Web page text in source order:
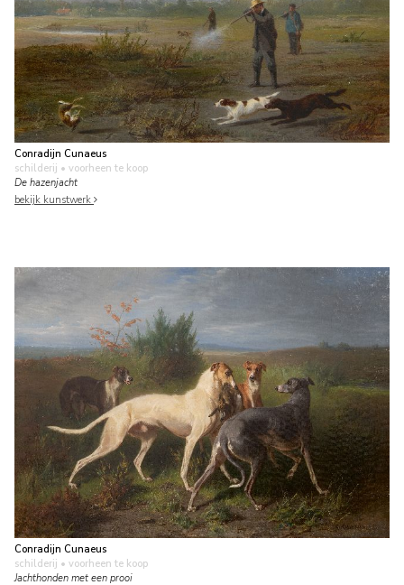
Conradijn Cunaeus
schilderij • voorheen te koop
De hazenjacht
bekijk kunstwerk
Conradijn Cunaeus
schilderij • voorheen te koop
Jachthonden met een prooi